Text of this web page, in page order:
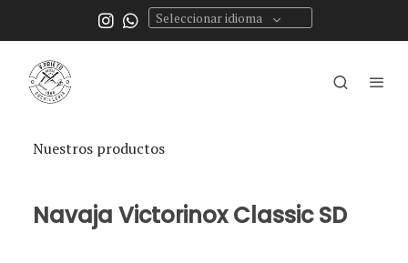
Seleccionar idioma
Nuestros productos
Navaja Victorinox Classic SD